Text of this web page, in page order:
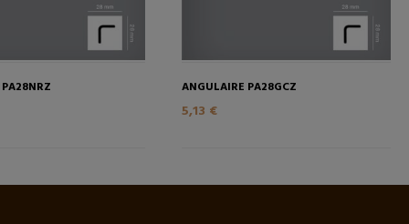
ANGULAIRE PA28GCZ
5,13 €